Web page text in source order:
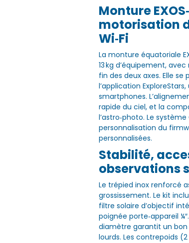
Monture
motorisation
Wi‑Fi
La monture équatoriale
13 kg d’équipement, avec
fin des deux axes. Elle se
l’application
smartphones.
rapide du ciel, et la
l’astro‑photo. Le
personnalisation du
personnalisées.
Stabilité,
observations
Le trépied inox renforcé
grossissement. Le kit
filtre solaire d’objectif
poignée porte‑appareil
diamètre garantit un
lourds. Les contrepoids